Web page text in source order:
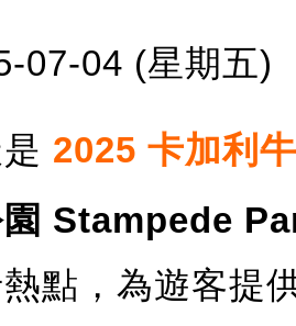
07-04 (星期五)
2025 卡加利
Stampede
點，為遊客提